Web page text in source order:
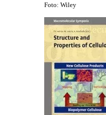
Foto: Wiley